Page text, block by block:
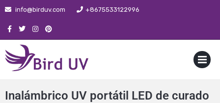
info@birduv.com +8675533122996
Inalámbrico UV portátil LED de curado